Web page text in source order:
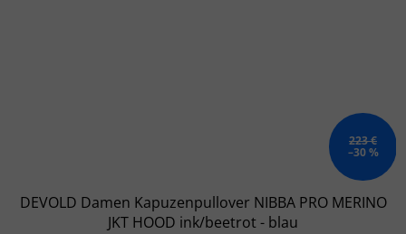
223 €
–30 %
DEVOLD Damen Kapuzenpullover NIBBA PRO MERINO
JKT HOOD ink/beetrot - blau